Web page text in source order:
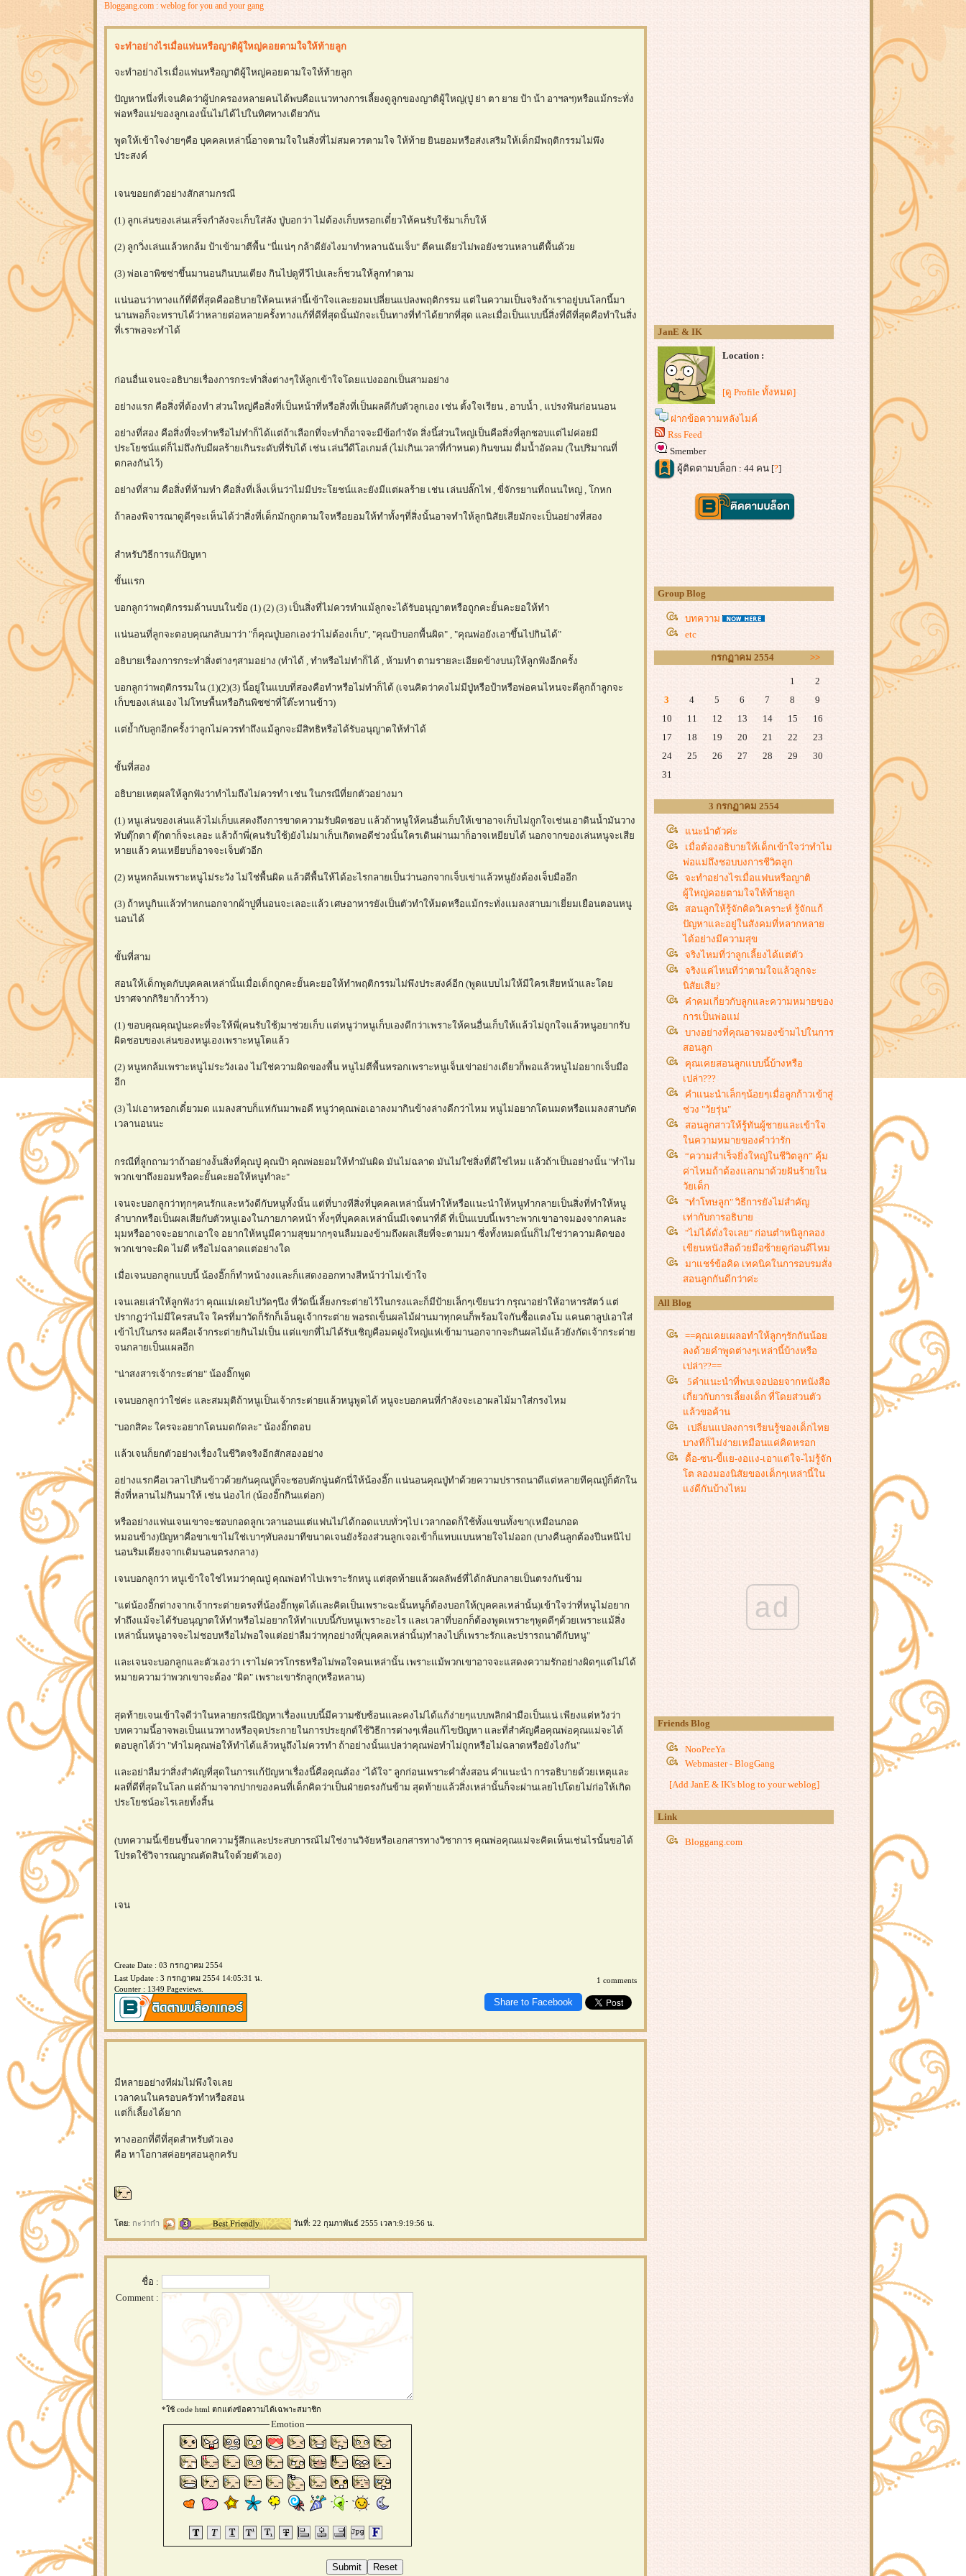
Bloggang.com : weblog for you and your gang
จะทำอย่างไรเมื่อแฟนหรือญาติผู้ใหญ่คอยตามใจให้ท้ายลูก
จะทำอย่างไรเมื่อแฟนหรือญาติผู้ใหญ่คอยตามใจให้ท้ายลูก
ปัญหาหนึ่งที่เจนคิดว่าผู้ปกครองหลายคนได้พบคือแนวทางการเลี้ยงดูลูกของญาติผู้ใหญ่(ปู่ ย่า ตา ยาย ป้า น้า อาฯลฯ)หรือแม้กระทั่ง
พ่อหรือแม่ของลูกเองนั้นไม่ได้ไปในทิศทางเดียวกัน
พูดให้เข้าใจง่ายๆคือ บุคคลเหล่านี้อาจตามใจในสิ่งที่ไม่สมควรตามใจ ให้ท้าย ยินยอมหรือส่งเสริมให้เด็กมีพฤติกรรมไม่พึง
ประสงค์
เจนขอยกตัวอย่างสักสามกรณี
(1) ลูกเล่นของเล่นเสร็จกำลังจะเก็บใส่ลัง ปู่บอกว่า ไม่ต้องเก็บหรอกเดี๋ยวให้คนรับใช้มาเก็บให้
(2) ลูกวิ่งเล่นแล้วหกล้ม ป้าเข้ามาตีพื้น "นี่แน่ๆ กล้าดียังไงมาทำหลานฉันเจ็บ" ตีคนเดียวไม่พอยังชวนหลานตีพื้นด้ว
(3) พ่อเอาพิซซ่าขึ้นมานอนกินบนเตียง กินไปดูทีวีไปและก็ชวนให้ลูกทำตาม
น่นอนว่าทางแก้ที่ดีที่สุดคืออธิบายให้คนเหล่านี้เข้าใจและยอมเปลี่ยนแปลงพฤติกรรม แต่ในความเป็นจริงถ้าเราอยู่บนโลกนี้มา
นานพอก็จะทราบได้ว่าหลายต่อหลายครั้งทางแก้ที่ดีที่สุดนั้นมักจะเป็นทางที่ทำได้ยากที่สุด และเมื่อเป็นแบบนี้สิ่งที่ดีที่สุดคือทำในสิ่ง
ที่เราพอจะทำได้
ก่อนอื่นเจนจะอธิบายเรื่องการกระทำสิ่งต่างๆให้ลูกเข้าใจโดยแบ่งออกเป็นสามอย่าง
อย่างแรก คือสิ่งที่ต้องทำ ส่วนใหญ่คือสิ่งที่เป็นหน้าที่หรือสิ่งที่เป็นผลดีกับตัวลูกเอง เช่น ตั้งใจเรียน , อาบน้ำ , แปรงฟันก่อนนอน
อย่างที่สอง คือสิ่งที่จะทำหรือไม่ทำก็ได้แต่ถ้าเลือกที่จะทำก็อาจจะมีข้อกำจัด สิ่งนี้ส่วนใหญ่เป็นคือสิ่งที่ลูกชอบแต่ไม่ค่อยมี
ประโยชน์แต่ก็ไม่ถึงกับมีผลร้ายเกินระดับที่รับได้ เช่น เล่นวีดีโอเกมส์ (ไม่เกินเวลาที่กำหนด) กินขนม ดื่มน้ำอัดลม (ในปริมาณที่
ตกลงกันไว้)
อย่างที่สาม คือสิ่งที่ห้ามทำ คือสิ่งที่เล็งเห็นว่าไม่มีประโยชน์และยังมีแต่ผลร้าย เช่น เล่นปลั๊กไฟ , ขี่จักรยานที่ถนนใหญ่ , โกหก
ถ้าลองพิจารณาดูดีๆจะเห็นได้ว่าสิ่งที่เด็กมักถูกตามใจหรือยอมให้ทำทั้งๆที่สิ่งนั้นอาจทำให้ลูกนิสัยเสียมักจะเป็นอย่างที่สอง
สำหรับวิธีการแก้ปัญหา
ขั้นแรก
บอกลูกว่าพฤติกรรมด้านบนในข้อ (1) (2) (3) เป็นสิ่งที่ไม่ควรทำแม้ลูกจะได้รับอนุญาตหรือถูกคะยั้นคะยอให้ทำ
น่นอนที่ลูกจะตอบคุณกลับมาว่า "ก็คุณปู่บอกเองว่าไม่ต้องเก็บ", "คุณป้าบอกพื้นผิด" , "คุณพ่อยังเอาขึ้นไปกินได้"
อธิบายเรื่องการกระทำสิ่งต่างๆสามอย่าง (ทำได้ , ทำหรือไม่ทำก็ได้ , ห้ามทำ ตามรายละเอียดข้างบน)ให้ลูกฟังอีกครั้ง
บอกลูกว่าพฤติกรรมใน (1)(2)(3) นี้อยู่ในแบบที่สองคือทำหรือไม่ทำก็ได้ (เจนคิดว่าคงไม่มีปู่หรือป้าหรือพ่อคนไหนจะตีลูกถ้าลูกจะ
เก็บของเล่นเอง ไม่โทษพื้นหรือกินพิซซ่าที่โต๊ะทานข้าว)
ต่ย้ำกับลูกอีกครั้งว่าลูกไม่ควรทำถึงแม้ลูกจะมีสิทธิหรือได้รับอนุญาตให้ทำได้
ขั้นที่สอง
อธิบายเหตุผลให้ลูกฟังว่าทำไมถึงไม่ควรทำ เช่น ในกรณีที่ยกตัวอย่างมา
(1) หนูเล่นของเล่นแล้วไม่เก็บแสดงถึงการขาดความรับผิดชอบ แล้วถ้าหนูให้คนอื่นเก็บให้เขาอาจเก็บไม่ถูกใจเช่นเอาดินน้ำมันวาง
ทับตุ๊กตา ตุ๊กตาก็จะเลอะ แล้วถ้าพี่(คนรับใช้)ยังไม่มาเก็บเกิดพอดีช่วงนั้นใครเดินผ่านมาก็อาจเหยียบได้ นอกจากของเล่นหนูจะเสี
หายแล้ว คนเหยียบก็อาจจะเจ็บตัวอีก
(2) หนูหกล้มเพราะหนูไม่ระวัง ไม่ใช่พื้นผิด แล้วตีพื้นให้ได้อะไรกลายเป็นว่านอกจากเจ็บเข่าแล้วหนูยังต้องเจ็บมืออีก
(3) ถ้าหนูกินแล้วทำหกนอกจากผ้าปูที่นอนจะเลอะแล้ว เศษอาหารยังเป็นตัวทำให้มดหรือแม้กระทั่งแมลงสาบมาเยี่ยมเยือนตอนหนู
นอนได้
ขั้นที่สาม
สอนให้เด็กพูดกับบุคคลเหล่านั้นเมื่อเด็กถูกคะยั้นคะยอให้ทำพฤติกรรมไม่พึงประสงค์อีก (พูดแบบไม่ให้มีใครเสียหน้าและโด
ปราศจากกิริยาก้าวร้าว)
(1) ขอบคุณคุณปู่นะคะที่จะให้พี่(คนรับใช้)มาช่วยเก็บ แต่หนูว่าหนูเก็บเองดีกว่าเพราะให้คนอื่นเก็บให้แล้วไม่ถูกใจแล้วหนูอยากรับ
ผิดชอบของเล่นของหนูเองเพราะหนูโตแล้ว
(2) หนูหกล้มเพราะหนูไม่ระวังเอง ไม่ใช่ความผิดของพื้น หนูไม่ตีพื้นหรอกเพราะหนูเจ็บเข่าอย่างเดียวก็พอแล้วหนูไม่อยากเจ็บมือ
อีก
(3) ไม่เอาหรอกเดี๋ยวมด แมลงสาบก็แห่กันมาพอดี หนูว่าคุณพ่อเอาลงมากินข้างล่างดีกว่าไหม หนูไม่อยากโดนมดหรือแมลงสาบกัด
เวลานอนนะ
กรณีที่ลูกถามว่าถ้าอย่างงั้นสิ่งที่คุณปู่ คุณป้า คุณพ่อยอมให้ทำมันผิด มันไม่ฉลาด มันไม่ใช่สิ่งที่ดีใช่ไหม แล้วถ้าเป็นอย่างนั้น "ทำไม
พวกเขาถึงยอมหรือคะยั้นคะยอให้หนูทำละ"
เจนจะบอกลูกว่าทุกๆคนรักและหวังดีกับหนูทั้งนั้น แต่ที่บางทีสิ่งที่บุคคลเหล่านั้นทำให้หรือแนะนำให้หนูทำกลายเป็นสิ่งที่ทำให้หนู
ลำบากหรือเป็นผลเสียกับตัวหนูเองในภายภาคหน้า ทั้งๆที่บุคคลเหล่านั้นมีเจตนาที่ดี ที่เป็นแบบนี้เพราะพวกเขาอาจมองจากคนละ
มุมหรืออาจจะอยากเอาใจ อยากให้หนูมีความสุขมากๆจนลืมมองข้ามถึงผลเสียที่จะตามมา ซึ่งทั้งหมดนั้นก็ไม่ใช่ว่าความคิดของ
พวกเขาจะผิด ไม่ดี หรือไม่ฉลาดแต่อย่างใด
เมื่อเจนบอกลูกแบบนี้ น้องอิ๊กก็ทำหน้างงและก็แสดงออกทางสีหน้าว่าไม่เข้าใจ
เจนเลยเล่าให้ลูกฟังว่า คุณแม่เคยไปวัดๆนึง ที่วัดนี้เลี้ยงกระต่ายไว้ในกรงและก็มีป้ายเล็กๆเขียนว่า กรุณาอย่าให้อาหารสัตว์ แต่
ปรากฎว่าไม่มีใครสนใจ ใครที่มาวัดก็รักก็เอ็นดูเจ้ากระต่าย พอรถเข็นผลไม้ผ่านมาทุกคนก็พร้อมใจกันซื้อแตงโม แคนตาลูปเอาใส่
เข้าไปในกรง ผลคือเจ้ากระต่ายกินไม่เป็น แต่แขกที่ไม่ได้รับเชิญคือมดฝูงใหญ่แห่เข้ามานอกจากจะกินผลไม้แล้วยังกัดเจ้ากระต่า
จนกลายเป็นแผลอีก
"น่าสงสารเจ้ากระต่าย" น้องอิ๊กพูด
เจนบอกลูกว่าใช่ค่ะ และสมมุติถ้าหนูเป็นเจ้ากระต่ายแล้วหนูพูดได้ หนูจะบอกคนที่กำลังจะเอาผลไม้มาใส่กรงไหม
"บอกสิคะ ใครจะอยากโดนมดกัดละ" น้องอิ๊กตอบ
ล้วเจนก็ยกตัวอย่างเรื่องในชีวิตจริงอีกสักสองอย่าง
อย่างแรกคือเวลาไปกินข้าวด้วยกันคุณปู่ก็จะชอบตักนู่นตักนี่ให้น้องอิ๊ก แน่นอนคุณปู่ทำด้วยความปรารถนาดีแต่หลายทีคุณปู่ก็ตักใน
สิ่งที่หลานไม่กินมาให้ เช่น น่องไก่ (น้องอิ๊กกินแต่อก)
หรืออย่างแฟนเจนเขาจะชอบกอดลูกเวลานอนแต่แฟนไม่ได้กอดแบบทั่วๆไป เวลากอดก็ใช้ทั้งแขนทั้งขา(เหมือนกอด
หมอนข้าง)ปัญหาคือขาเขาไม่ใช่เบาๆทับลงมาทีขนาดเจนยังร้องส่วนลูกเจอเข้าก็แทบแบนหายใจไม่ออก (บางคืนลูกต้องปีนหนีไป
นอนริมเตียงจากเดิมนอนตรงกลาง)
เจนบอกลูกว่า หนูเข้าใจใช่ไหมว่าคุณปู่ คุณพ่อทำไปเพราะรักหนู แต่สุดท้ายแล้วผลลัพธ์ที่ได้กลับกลายเป็นตรงกันข้าม
"แต่น้องอิ๊กต่างจากเจ้ากระต่ายตรงที่น้องอิ๊กพูดได้และคิดเป็นเพราะฉะนั้นหนูก็ต้องบอกให้(บุคคลเหล่านั้น)เข้าใจว่าที่หนูไม่อยาก
ทำถึงแม้จะได้รับอนุญาตให้ทำหรือไม่อยากให้ทำแบบนี้กับหนูเพราะอะไร และเวลาที่บอกก็ต้องพูดเพราะๆพูดดีๆด้วยเพราะแม้สิ่ง
เหล่านั้นหนูอาจจะไม่ชอบหรือไม่พอใจแต่อย่าลืมว่าทุกอย่างที่(บุคคลเหล่านั้น)ทำลงไปก็เพราะรักและปรารถนาดีกับหนู"
ละเจนจะบอกลูกและตัวเองว่า เราไม่ควรโกรธหรือไม่พอใจคนเหล่านั้น เพราะแม้พวกเขาอาจจะแสดงความรักอย่างผิดๆแต่ไม่ได้
หมายความว่าพวกเขาจะต้อง "ผิด" เพราะเขารักลูก(หรือหลาน)
สุดท้ายเจนเข้าใจดีว่าในหลายกรณีปัญหาเรื่องแบบนี้มีความซับซ้อนและคงไม่ได้แก้ง่ายๆแบบพลิกฝ่ามือเป็นแน่ เพียงแต่หวังว่า
บทความนี้อาจพอเป็นแนวทางหรือจุดประกายในการประยุกต์ใช้วิธีการต่างๆเพื่อแก้ไขปัญหา และที่สำคัญคือคุณพ่อคุณแม่จะได้
ตอบลูกได้ว่า "ทำไมคุณพ่อให้ทำได้แล้วหนูถึงไม่ควรทำ ถ้าอย่างนั้นแปลว่าคุณพ่อทำไม่ถูกหรือไม่ฉลาดหรือยังไงกัน"
ละอย่าลืมว่าสิ่งสำคัญที่สุดในการแก้ปัญหาเรื่องนี้คือคุณต้อง "ได้ใจ" ลูกก่อนเพราะคำสั่งสอน คำแนะนำ การอธิบายด้วยเหตุและ
ผลที่ดีที่สุดในโลก แต่ถ้ามาจากปากของคนที่เด็กคิดว่าเป็นฝ่ายตรงกันข้าม สุดท้ายแล้วสิ่งเหล่านั้นก็จะผ่านเลยไปโดยไม่ก่อให้เกิด
ประโยชน์อะไรเลยทั้งสิ้น
(บทความนี้เขียนขึ้นจากความรู้สึกและประสบการณ์ไม่ใช่งานวิจัยหรือเอกสารทางวิชาการ คุณพ่อคุณแม่จะคิดเห็นเช่นไรนั้นขอได้
ปรดใช้วิจารณญาณตัดสินใจด้วยตัวเอง)
เจน
Create Date : 03 กรกฎาคม 2554
Last Update : 3 กรกฎาคม 2554 14:05:31 น.
Counter : 1349 Pageviews.
1 comments
Share to Facebook
มีหลายอย่างทีผ่มไม่พึงใจเล
เวลาคนในครอบครัวทำหรือสอน
ต่ก็เลี้ยงได้ยาก
ทางออกที่ดีที่สุดสำหรับตัวเอง
คือ หาโอกาสค่อยๆสอนลูกครับ
ดย: กะว่าก๋า วันที่: 22 กุมภาพันธ์ 2555 เวลา:9:19:56 น.
ชื่อ :
Comment :
*ใช้ code html ตกแต่งข้อความได้เฉพาะสมาชิก
Emotion
JanE & IK
Location :
[ดู Profile ทั้งหมด]
ฝากข้อความหลังไมค์
Rss Feed
Smember
ผู้ติดตามบล็อก : 44 คน [?]
Group Blog
บทความ
etc
กรกฏาคม 2554 >>
1
2
3
4 5 6 7 8
9
10
11 12 13 14 15
16
17
18 19 20 21 22
23
24
25 26 27 28 29
30
31
3 กรกฏาคม 2554
นะนำตัวค่ะ
เมื่อต้องอธิบายให้เด็กเข้าใจว่าทำไม
พ่อแม่ถึงชอบบงการชีวิตลูก
จะทำอย่างไรเมื่อแฟนหรือญาติ
ผู้ใหญ่คอยตามใจให้ท้ายลูก
สอนลูกให้รู้จักคิดวิเคราะห์ รู้จักแก้
ปัญหาและอยู่ในสังคมที่หลากหลา
ได้อย่างมีความสุข
จริงไหมที่ว่าลูกเลี้ยงได้แต่ตัว
จริงแค่ไหนที่ว่าตามใจแล้วลูกจะ
นิสัยเสีย?
คำคมเกี่ยวกับลูกและความหมายของ
การเป็นพ่อแม่
บางอย่างที่คุณอาจมองข้ามไปในการ
สอนลูก
คุณเคยสอนลูกแบบนี้บ้างหรือ
เปล่า???
คำแนะนำเล็กๆน้อยๆเมื่อลูกก้าวเข้าสู่
ช่วง "วัยรุ่น"
สอนลูกสาวให้รู้ทันผู้ชายและเข้าใจ
นความหมายของคำว่ารัก
“ความสำเร็จยิ่งใหญ่ในชีวิตลูก” คุ้ม
ค่าไหมถ้าต้องแลกมาด้วยฝันร้ายใน
วัยเด็ก
"ทำโทษลูก" วิธีการยังไม่สำคัญ
เท่ากับการอธิบา
"ไม่ได้ดั่งใจเลย" ก่อนตำหนิลูกลอง
เขียนหนังสือด้วยมือซ้ายดูก่อนดีไหม
มาแชร์ข้อคิด เทคนิคในการอบรมสั่ง
สอนลูกกันดีกว่าค่ะ
All Blog
==คุณเคยเผลอทำให้ลูกๆรักกันน้อ
ลงด้วยคำพูดต่างๆเหล่านี้บ้างหรือ
เปล่า??==
5คำแนะนำที่พบเจอบ่อยจากหนังสือ
เกี่ยวกับการเลี้ยงเด็ก ที่โดยส่วนตัว
ล้วขอค้าน
เปลี่ยนแปลงการเรียนรู้ของเด็กไท
บางทีก็ไม่ง่ายเหมือนแค่คิดหรอก
ดื้อ-ซน-ขี้แย-งอแง-เอาแต่ใจ-ไม่รู้จัก
ต ลองมองนิสัยของเด็กๆเหล่านี้ใน
ง่ดีกันบ้างไหม
สอนลูกให้ฉลาด เป็นเด็กดี มีความสุข
ต้องสอนให้รู้จักคิด
พูดและสอนอย่างไรให้โดนใจเด็ก
นการสอนสิ่งต่างๆเหล่านี้ให้กับเด็ก
กันดีไหม
มาแชร์วิธีสอนลูกกรณีเกิดน้ำท่วมกัน
ภาค2...สอนเด็กช่างเถียงให้ได้ดีต้อง
สื่อโทรทัศน์กับเด็ก - ระวังในสิ่งที่ไม่
ad
Friends Blog
NooPeeYa
Webmaster - BlogGang
[Add JanE & IK's blog to your weblog]
Link
Bloggang.com